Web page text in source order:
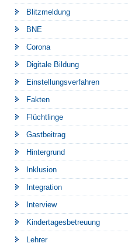
Blitzmeldung
BNE
Corona
Digitale Bildung
Einstellungsverfahren
Fakten
Flüchtlinge
Gastbeitrag
Hintergrund
Inklusion
Integration
Interview
Kindertagesbetreuung
Lehrer